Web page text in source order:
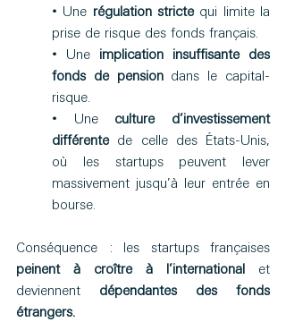
• Une régulation stricte qui limite la
prise de risque des fonds français.
• Une implication insuffisante des
fonds de pension dans le capital-
risque.
• Une culture d’investissement
différente de celle des États-Unis,
où les startups peuvent lever
massivement jusqu’à leur entrée en
bourse.
peinent à croître à l’international et
deviennent dépendantes des fonds
étrangers.